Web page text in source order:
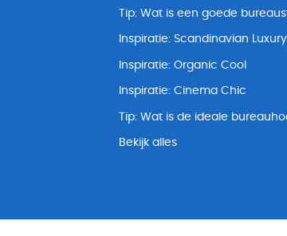
Tip: Wat is een goede
Inspiratie: Scandinavian Luxury
Inspiratie: Organic Cool
Inspiratie: Cinema Chic
Tip: Wat is de ideale
Bekijk alles